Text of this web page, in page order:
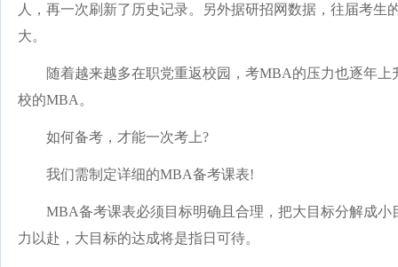
人，再一次刷新了历史记录。另外据研招网数据，往届考生
大。
随着越来越多在职党重返校园，考MBA的压力也逐年上
校的MBA。
如何备考，才能一次考上?
我们需制定详细的MBA备考课表!
MBA备考课表必须目标明确且合理，把大目标分解成小
力以赴，大目标的达成将是指日可待。